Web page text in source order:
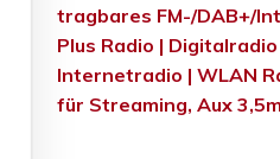
tragbares FM-/DAB+/
Plus Radio | Digitalradio
Internetradio | WLAN
für Streaming, Aux